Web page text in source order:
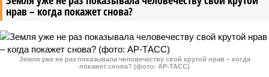
нрав – когда покажет снова?
Земля уже не раз показывала человечеству свой крутой нрав – когда
покажет снова? (фото: АР-ТАСС)